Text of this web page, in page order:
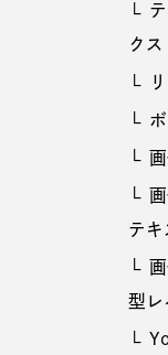
クス
テキ
型レ